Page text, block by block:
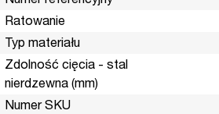
Ratowanie
Typ materiału
Zdolność cięcia - stal
nierdzewna (mm)
Numer SKU